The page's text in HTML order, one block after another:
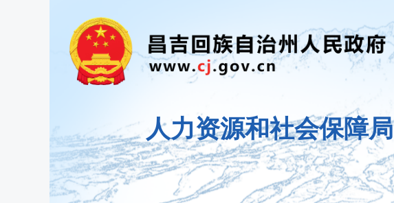
人力资源和社会保障局